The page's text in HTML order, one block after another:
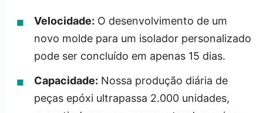
Velocidade: O desenvolvimento de um
novo molde para um isolador personalizado
pode ser concluído em apenas 15 dias.
Capacidade: Nossa produção diária de
peças epóxi ultrapassa 2.000 unidades,